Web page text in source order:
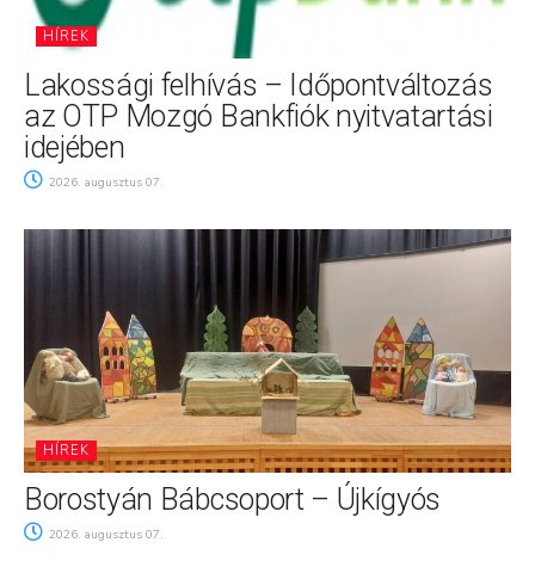
HÍREK
Lakossági felhívás – Időpontváltozás
az OTP Mozgó Bankfiók nyitvatartási
idejében
2026. augusztus 07.
HÍREK
Borostyán Bábcsoport – Újkígyós
2026. augusztus 07.